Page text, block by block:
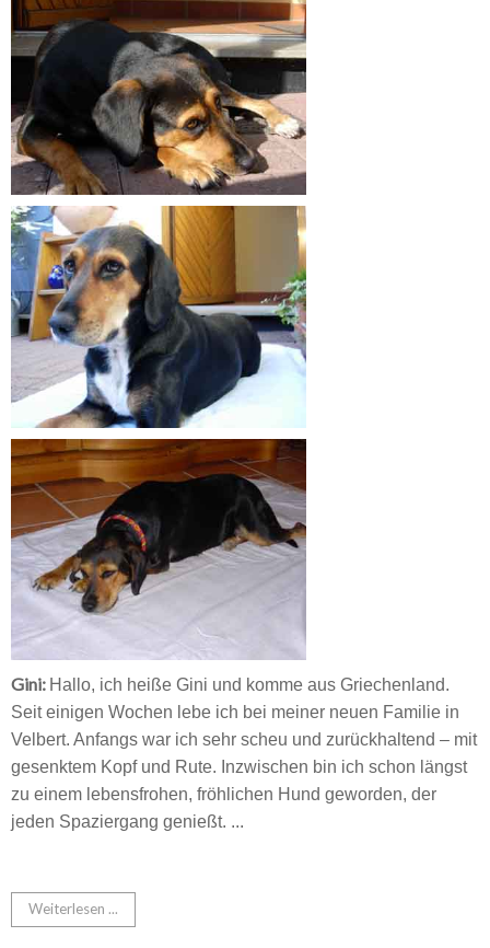
Gini: Hallo, ich heiße Gini und komme aus Griechenland.
Seit einigen Wochen lebe ich bei meiner neuen Familie in
Velbert. Anfangs war ich sehr scheu und zurückhaltend – mit
gesenktem Kopf und Rute. Inzwischen bin ich schon längst
zu einem lebensfrohen, fröhlichen Hund geworden, der
jeden Spaziergang genießt. ...
Weiterlesen ...